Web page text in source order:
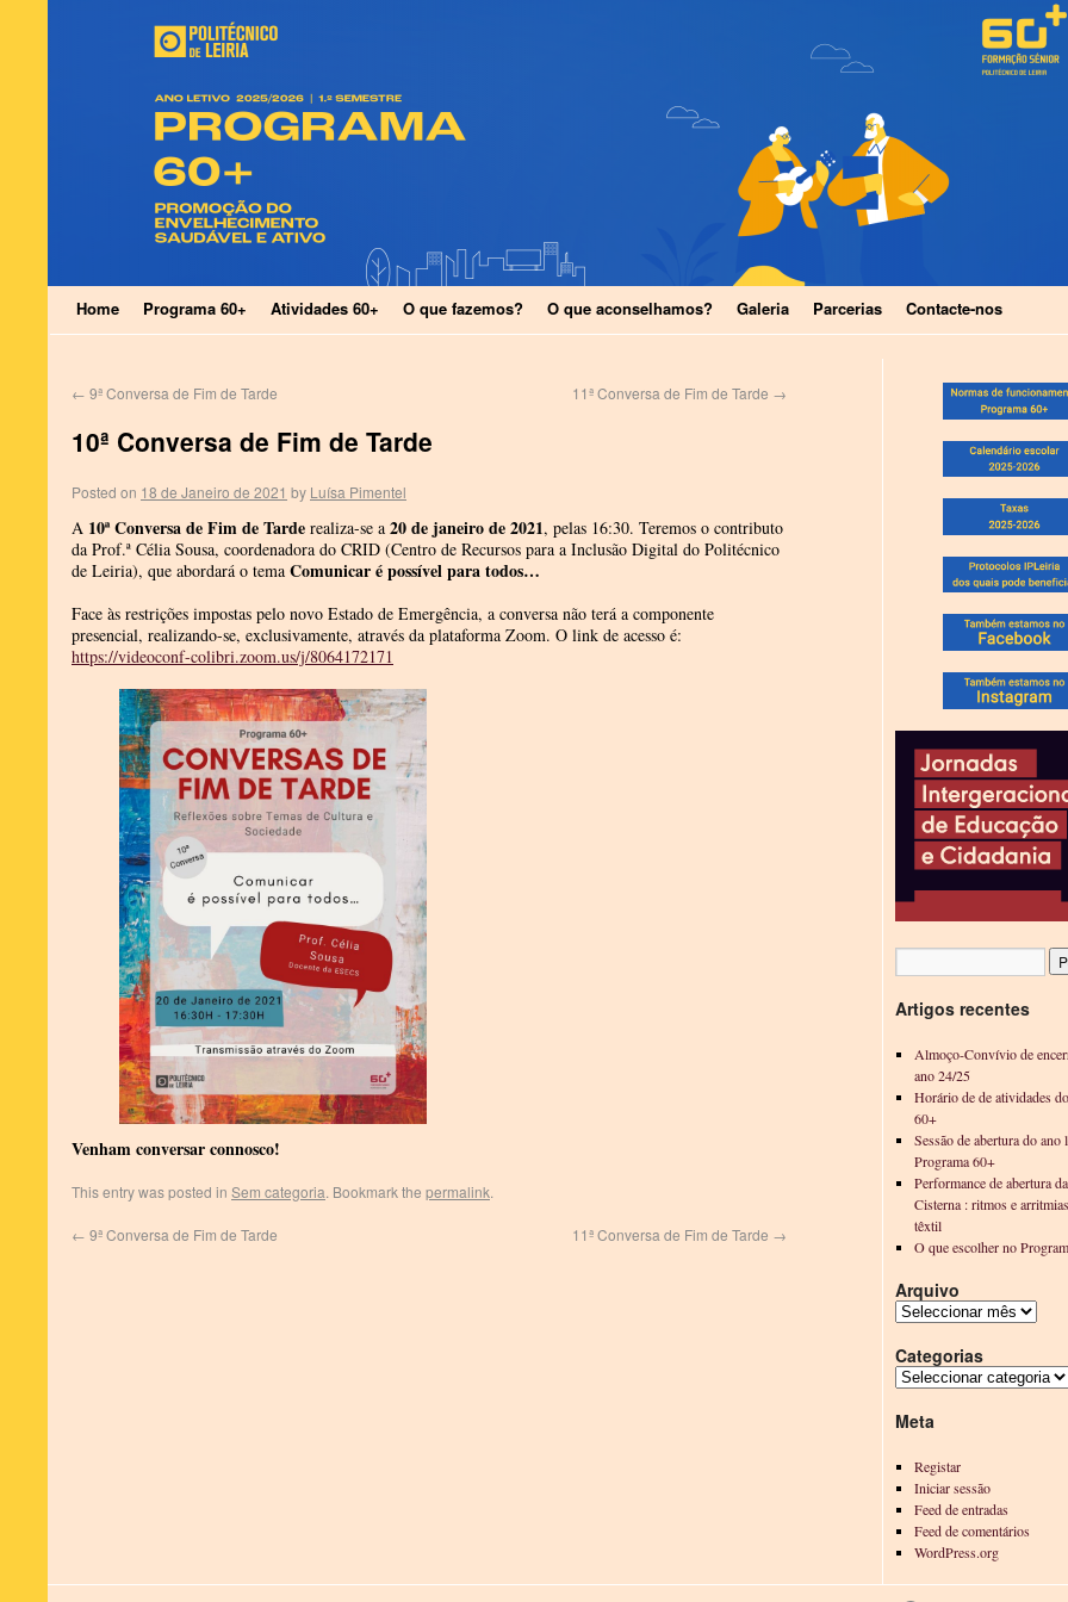
Home Programa 60+ Atividades 60+ O que fazemos? O que aconselhamos? Galeria Parcerias Contacte-nos
← 9ª Conversa de Fim de Tarde 11ª Conversa de Fim de Tarde →
10ª Conversa de Fim de Tarde
Posted on 18 de Janeiro de 2021 by Luísa Pimentel
A 10ª Conversa de Fim de Tarde realiza-se a 20 de janeiro de 2021, pelas 16:30. Teremos o contributo
da Prof.ª Célia Sousa, coordenadora do CRID (Centro de Recursos para a Inclusão Digital do Politécnico
de Leiria), que abordará o tema Comunicar é possível para todos…
Face às restrições impostas pelo novo Estado de Emergência, a conversa não terá a componente
presencial, realizando-se, exclusivamente, através da plataforma Zoom. O link de acesso é:
https://videoconf-colibri.zoom.us/j/8064172171
Venham conversar connosco!
This entry was posted in Sem categoria. Bookmark the permalink.
← 9ª Conversa de Fim de Tarde 11ª Conversa de Fim de Tarde →
Artigos recentes
Almoço-Convívio de
ano 24/25
Horário de de atividades
60+
Sessão de abertura do ano
Programa 60+
Performance de abertura
Cisterna : ritmos e
têxtil
O que escolher no
Arquivo
Categorias
Meta
Registar
Iniciar sessão
Feed de entradas
Feed de comentários
WordPress.org